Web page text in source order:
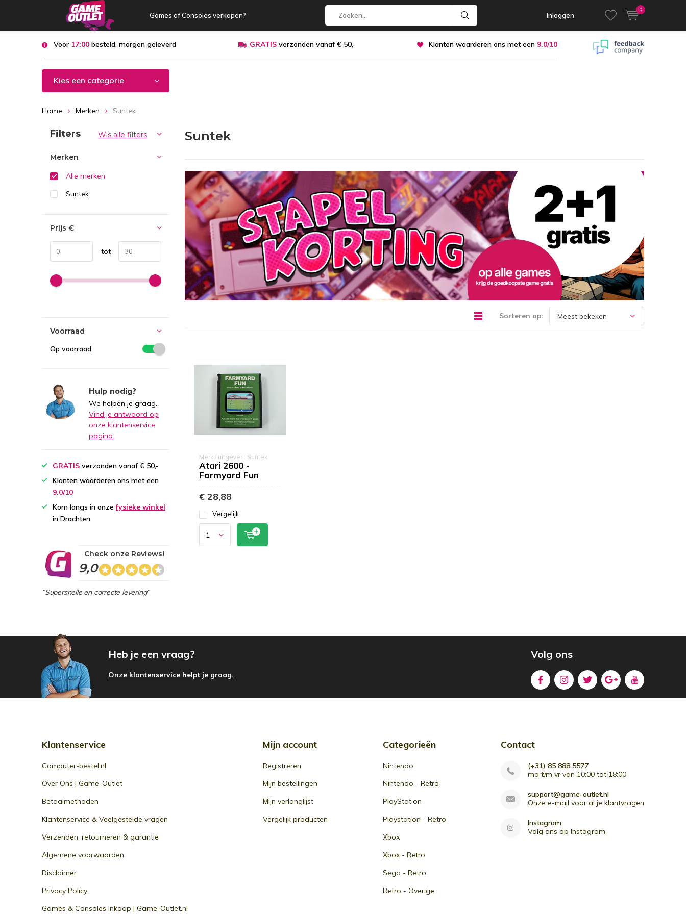
Games of Consoles verkopen? Inloggen
0
Voor 17:00 besteld, morgen geleverd GRATISverzonden vanaf € 50,- Klanten waarderen ons met een 9.0/10
Kies een categorie
Home Merken Suntek
Suntek
Sorteren op:
Merk / uitgever : Suntek
Atari 2600 -
Farmyard Fun
€ 28,88
Vergelijk
Sorteren op:
Filters Wis alle filters
Merken
Alle merken
Suntek
Prijs €
tot
Voorraad
Op voorraad
Hulp nodig?
We helpen je graag.
Vind je antwoord op
onze klantenservice
pagina.
GRATIS verzonden vanaf € 50,-
Klanten waarderen ons met een
9.0/10
Kom langs in onzefysieke winkel
in Drachten
9,0
Check onze Reviews!
“Supersnelle en correcte levering”
Heb je een vraag?
Onze klantenservice helpt je graag.
Volg ons
Klantenservice
Computer-bestel.nl
Over Ons | Game-Outlet
Betaalmethoden
Klantenservice & Veelgestelde vragen
Verzenden, retourneren & garantie
Algemene voorwaarden
Disclaimer
Privacy Policy
Games & Consoles Inkoop | Game-Outlet.nl
Mijn account
Registreren
Mijn bestellingen
Mijn verlanglijst
Vergelijk producten
Categorieën
Nintendo
Nintendo - Retro
PlayStation
Playstation - Retro
Xbox
Xbox - Retro
Sega - Retro
Retro - Overige
Contact
(+31) 85 888 5577
ma t/m vr van 10:00 tot 18:00
support@game-outlet.nl
Onze e-mail voor al je klantvragen
Instagram
Volg ons op Instagram